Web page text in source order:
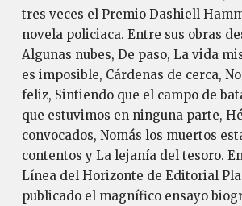
tres veces el Premio Dashiell
novela policiaca. Entre sus obras
Algunas nubes, De paso, La vida
es imposible, Cárdenas de cerca,
feliz, Sintiendo que el campo de
que estuvimos en ninguna parte,
convocados, Nomás los muertos
contentos y La lejanía del tesoro.
Línea del Horizonte de Editorial
publicado el magnífico ensayo